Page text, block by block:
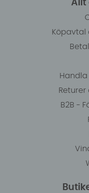
Allt
Köpavtal
B2B -